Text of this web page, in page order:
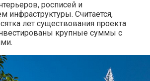
росписей и
инфраструктуры. Считается,
лет существования проекта
крупные суммы с